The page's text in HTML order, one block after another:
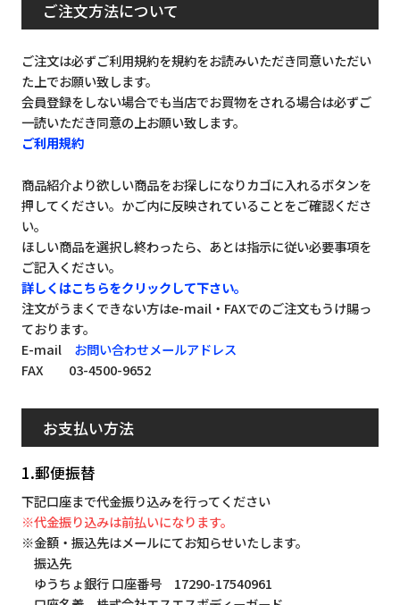
ご注文方法について
ご注文は必ずご利用規約を規約をお読みいただき同意いただい
た上でお願い致します。
会員登録をしない場合でも当店でお買物をされる場合は必ずご
一読いただき同意の上お願い致します。
ご利用規約
商品紹介より欲しい商品をお探しになりカゴに入れるボタンを
押してください。かご内に反映されていることをご確認くださ
い。
ほしい商品を選択し終わったら、あとは指示に従い必要事項を
ご記入ください。
詳しくはこちらをクリックして下さい。
注文がうまくできない方はe-mail・FAXでのご注文もうけ賜っ
ております。
E-mail お問い合わせメールアドレス
FAX 03-4500-9652
お支払い方法
1.郵便振替
下記口座まで代金振り込みを行ってください
※代金振り込みは前払いになります。
※金額・振込先はメールにてお知らせいたします。
振込先
ゆうちょ銀行 口座番号 17290-17540961